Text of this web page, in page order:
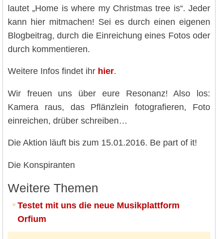
lautet „Home is where my Christmas tree is“. Jeder
kann hier mitmachen! Sei es durch einen eigenen
Blogbeitrag, durch die Einreichung eines Fotos oder
durch kommentieren.
Weitere Infos findet ihr hier.
Wir freuen uns über eure Resonanz! Also los:
Kamera raus, das Pflänzlein fotografieren, Foto
einreichen, drüber schreiben…
Die Aktion läuft bis zum 15.01.2016. Be part of it!
Die Konspiranten
Weitere Themen
Testet mit uns die neue Musikplattform
Orfium